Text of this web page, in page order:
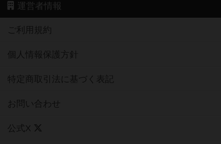
運営者情報
ご利用規約
個人情報保護方針
特定商取引法に基づく表記
お問い合わせ
公式X